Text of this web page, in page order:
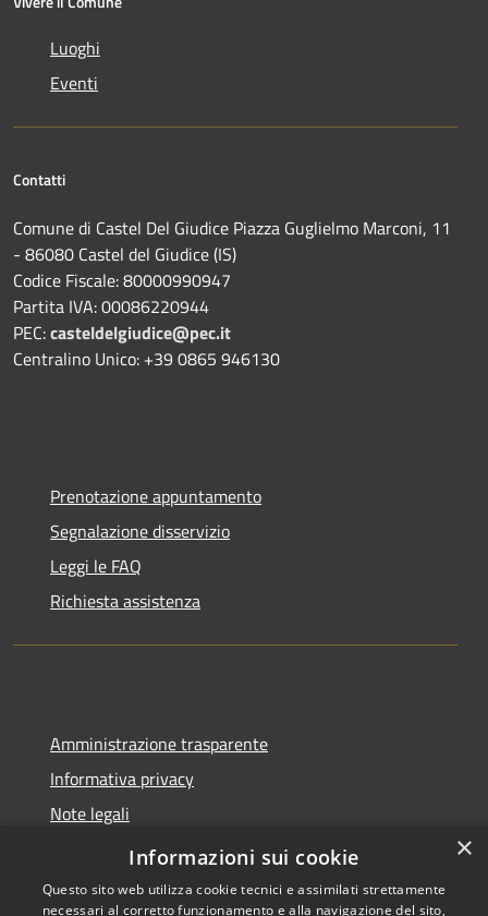
Luoghi
Eventi
Contatti
Comune di Castel Del Giudice Piazza Guglielmo Marconi, 11
- 86080 Castel del Giudice (IS)
Codice Fiscale: 80000990947
Partita IVA: 00086220944
PEC:casteldelgiudice@pec.it
Centralino Unico: +39 0865 946130
Prenotazione appuntamento
Segnalazione disservizio
Leggi le FAQ
Richiesta assistenza
Amministrazione trasparente
Informativa privacy
Note legali
Dichiarazione di accessibilità
×
Informazioni sui cookie
Questo sito web utilizza cookie tecnici e assimilati strettamente
necessari al corretto funzionamento e alla navigazione del sito,